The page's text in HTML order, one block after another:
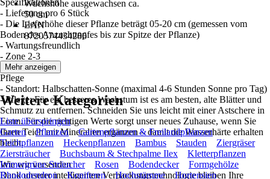
Wuchshöhe ausgewachsen ca.
50 cm
EAN
8720574434286
Spezifikationen
- Lieferung pro 6 Stück
- Die Lieferhöhe dieser Pflanze beträgt 05-20 cm (gemessen vom
Boden des Anzuchttopfes bis zur Spitze der Pflanze)
- Wartungsfreundlich
- Zone 2-3
Pflege
- Standort: Halbschatten-Sonne (maximal 4-6 Stunden Sonne pro Tag)
- Pflege: Für ein besseres Wachstum ist es am besten, alte Blätter und
Schmutz zu entfernen. Schneiden Sie uns leicht mit einer Astschere in
Form. Für die richtigen Werte sorgt unser neues Zuhause, wenn Sie
Ihren Teich mit Mineralien ergänzen – damit die Wasserhärte erhalten
bleibt.
Wie wir versenden
Dank unserer intelligenten Verpackungstechnologie bleiben Ihre
Mehr anzeigen
Weitere Kategorien
Liste überspringen
Garten
Pflanzen
Gartenpflanzen & Freilandpflanzen
Teichpflanzen
Heckenpflanzen Bambus Stauden
Ziergräser
Ziersträucher
Buchsbaum & Stechpalme Ilex
Kletterpflanzen
Immergrüne Sträucher
Rosen Bodendecker
Formgehölze
Rhododendron
Koniferen Hochstämme Hortensien